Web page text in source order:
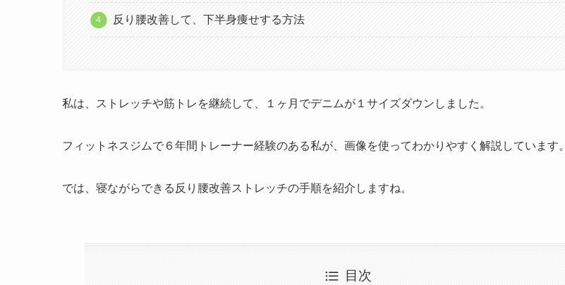
反り腰改善して、下半身痩せする方法
私は、ストレッチや筋トレを継続して、１ヶ月でデニムが１サイズダウンしました。
フィットネスジムで６年間トレーナー経験のある私が、画像を使ってわかりやすく解説しています。
では、寝ながらできる反り腰改善ストレッチの手順を紹介しますね。
目次